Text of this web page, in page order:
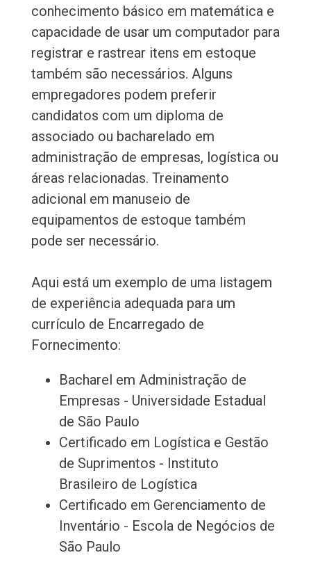
conhecimento básico em matemática e
capacidade de usar um computador para
registrar e rastrear itens em estoque
também são necessários. Alguns
empregadores podem preferir
candidatos com um diploma de
associado ou bacharelado em
administração de empresas, logística ou
áreas relacionadas. Treinamento
adicional em manuseio de
equipamentos de estoque também
pode ser necessário.
Aqui está um exemplo de uma listagem
de experiência adequada para um
currículo de Encarregado de
Fornecimento:
Bacharel em Administração de
Empresas - Universidade Estadual
de São Paulo
Certificado em Logística e Gestão
de Suprimentos - Instituto
Brasileiro de Logística
Certificado em Gerenciamento de
Inventário - Escola de Negócios de
São Paulo